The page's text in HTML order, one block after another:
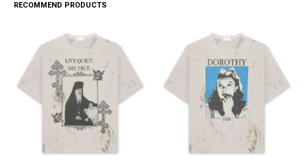
RECOMMEND PRODUCTS